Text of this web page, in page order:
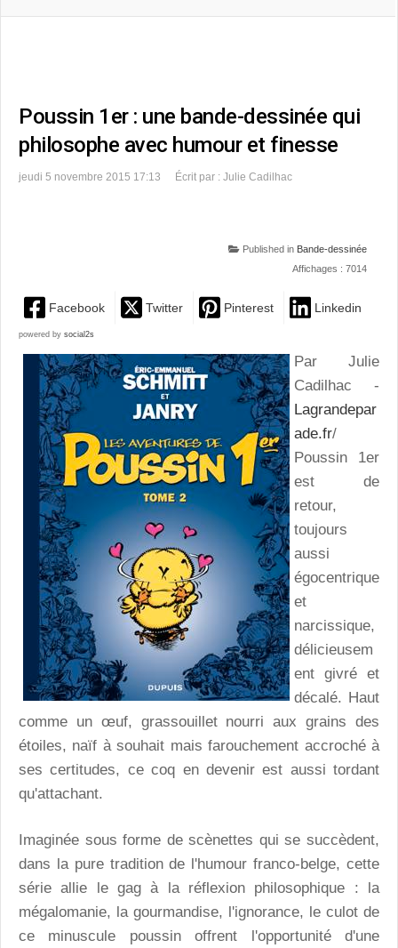
Poussin 1er : une bande-dessinée qui
philosophe avec humour et finesse
jeudi 5 novembre 2015 17:13 Écrit par : Julie Cadilhac
Published in Bande-dessinée
Affichages : 7014
Facebook Twitter Pinterest Linkedin
powered by social2s
Par Julie
Cadilhac -
Lagrandepar
ade.fr/
Poussin 1er
est de
retour,
toujours
aussi
égocentrique
et
narcissique,
délicieusem
ent givré et
décalé. Haut
comme un œuf, grassouillet nourri aux grains des
étoiles, naïf à souhait mais farouchement accroché à
ses certitudes, ce coq en devenir est aussi tordant
qu'attachant.
Imaginée sous forme de scènettes qui se succèdent,
dans la pure tradition de l'humour franco-belge, cette
série allie le gag à la réflexion philosophique : la
mégalomanie, la gourmandise, l'ignorance, le culot de
ce minuscule poussin offrent l'opportunité d'une